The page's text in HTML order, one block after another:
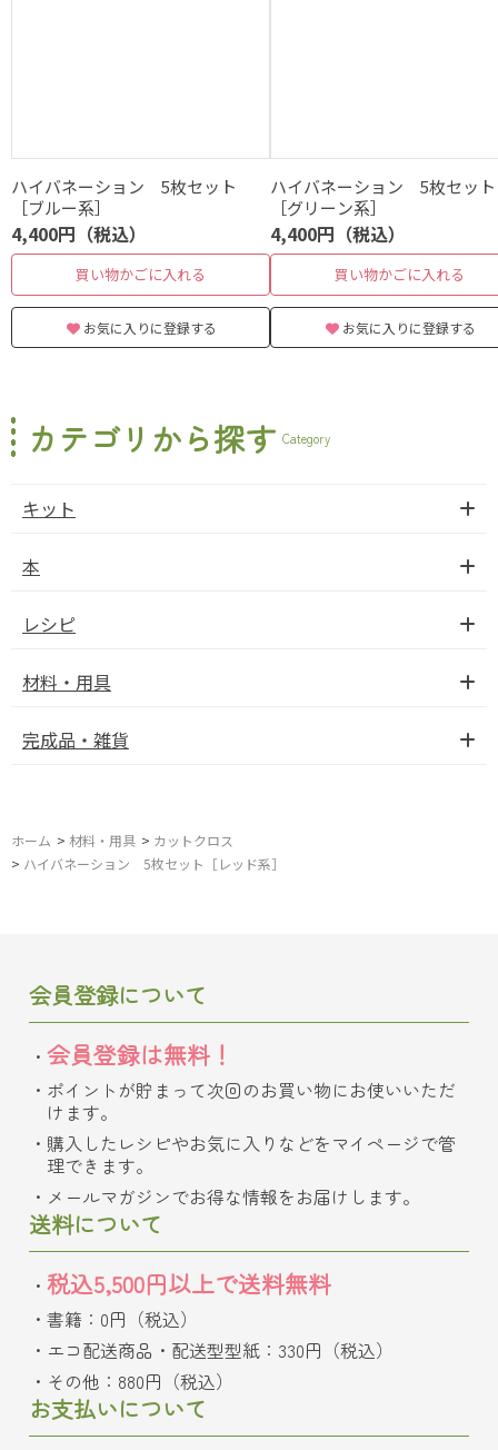
ハイバネーション 5枚セット
［ブルー系］
4,400円（税込）
買い物かごに入れる
お気に入りに登録する
ハイバネーション 5枚セット
［グリーン系］
4,400円（税込）
買い物かごに入れる
お気に入りに登録する
カテゴリから探す Category
キット
本
レシピ
材料・用具
完成品・雑貨
ホーム > 材料・用具 > カットクロス
> ハイバネーション 5枚セット［レッド系］
会員登録について
会員登録は無料！
ポイントが貯まって次回のお買い物にお使いいただ
けます。
購入したレシピやお気に入りなどをマイページで管
理できます。
メールマガジンでお得な情報をお届けします。
送料について
税込5,500円以上で送料無料
書籍：0円（税込）
エコ配送商品・配送型型紙：330円（税込）
その他：880円（税込）
お支払いについて